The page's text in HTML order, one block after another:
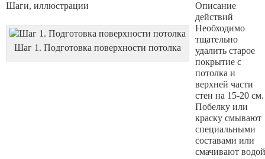
Шаги, иллюстрации
Описание
действий
Шаг 1. Подготовка поверхности потолка
Необходимо
тщательно
удалить старое
покрытие с
потолка и
верхней части
стен на 15-20 см.
Побелку или
краску смывают
специальными
составами или
смачивают водой